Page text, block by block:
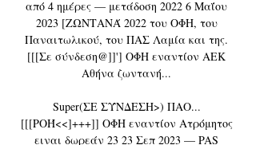
από 4 ημέρες — μετάδοση 2022 6 Μαΐου
2023 [ΖΩΝΤΑΝΆ 2022 του ΟΦΗ, του
Παναιτωλικού, του ΠΑΣ Λαμία και της.
[[[Σε σύνδεση@]]'] ΟΦΗ εναντίον ΑΕΚ
Αθήνα ζωντανή...
Super(ΣΕ ΣΎΝΔΕΣΗ>) ΠΑΟ...
[[[ΡΟΉ<<]+++]] ΟΦΗ εναντίον Ατρόμητος
ειναι δωρεάν 23 23 Σεπ 2023 — PAS